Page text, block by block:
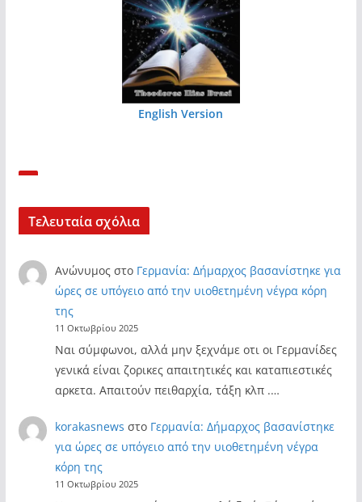
English Version
Τελευταία σχόλια
Ανώνυμος στο Γερμανία: Δήμαρχος βασανίστηκε για
ώρες σε υπόγειο από την υιοθετημένη νέγρα κόρη
της
11 Οκτωβρίου 2025
Ναι σύμφωνοι, αλλά μην ξεχνάμε οτι οι Γερμανίδες
γενικά είναι ζορικες απαιτητικές και καταπιεστικές
αρκετα. Απαιτούν πειθαρχία, τάξη κλπ .…
korakasnews στο Γερμανία: Δήμαρχος βασανίστηκε
για ώρες σε υπόγειο από την υιοθετημένη νέγρα
κόρη της
11 Οκτωβρίου 2025